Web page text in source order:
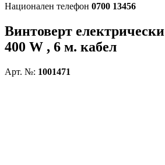
Национален телефон 0700 13456
Винтоверт електрически
400 W , 6 м. кабел
Арт. №: 1001471